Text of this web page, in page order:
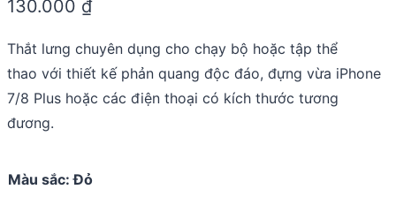
out
130.000 ₫
Thắt lưng chuyên dụng cho chạy bộ hoặc tập thể
thao với thiết kế phản quang độc đáo, đựng vừa iPhone
7/8 Plus hoặc các điện thoại có kích thước tương
đương.
Màu sắc: Đỏ